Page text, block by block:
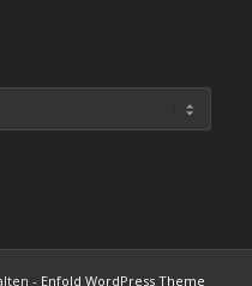
- Enfold WordPress Theme